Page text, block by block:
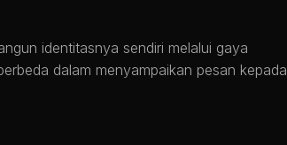
identitasnya sendiri melalui gaya
dalam menyampaikan pesan kepada